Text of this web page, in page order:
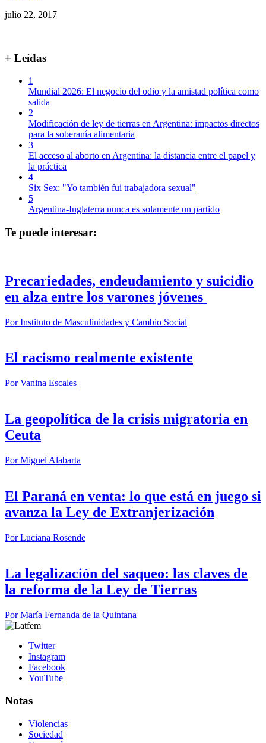
julio 22, 2017
+ Leídas
1
Mundial 2026: El negocio del odio y la amistad política como
salida
2
Modificación de ley de tierras en Argentina: impactos directos
para la soberanía alimentaria
3
El acceso al aborto en Argentina: la distancia entre el papel y
la práctica
4
Six Sex: "Yo también fui trabajadora sexual"
5
Argentina-Inglaterra nunca es solamente un partido
Te puede interesar:
Precariedades, endeudamiento y suicidio
en alza entre los varones jóvenes
PorInstituto de Masculinidades y Cambio Social
El racismo realmente existente
PorVanina Escales
La geopolítica de la crisis migratoria en
Ceuta
PorMiguel Alabarta
El Paraná en venta: lo que está en juego si
avanza la Ley de Extranjerización
PorLuciana Rosende
La legalización del saqueo: las claves de
la reforma de la Ley de Tierras
PorMaría Fernanda de la Quintana
Twitter
Instagram
Facebook
YouTube
Notas
Violencias
Sociedad